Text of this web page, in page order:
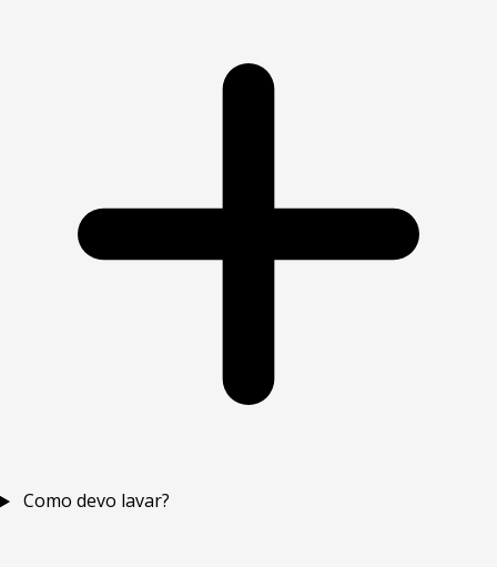
Como devo lavar?